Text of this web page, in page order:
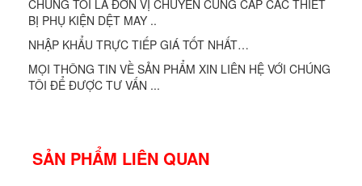
CHÚNG TÔI LÀ ĐƠN VỊ CHUYÊN CUNG CẤP CÁC THIẾT
BỊ PHỤ KIỆN DỆT MAY ..
NHẬP KHẨU TRỰC TIẾP GIÁ TỐT NHẤT…
MỌI THÔNG TIN VỀ SẢN PHẨM XIN LIÊN HỆ VỚI CHÚNG
TÔI ĐỂ ĐƯỢC TƯ VẤN ...
SẢN PHẨM LIÊN QUAN